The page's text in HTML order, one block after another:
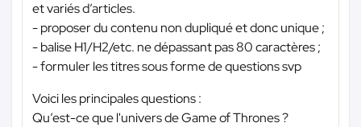
et variés d’articles.
- proposer du contenu non dupliqué et donc unique ;
- balise H1/H2/etc. ne dépassant pas 80 caractères ;
- formuler les titres sous forme de questions svp
Voici les principales questions :
Qu’est-ce que l'univers de Game of Thrones ?